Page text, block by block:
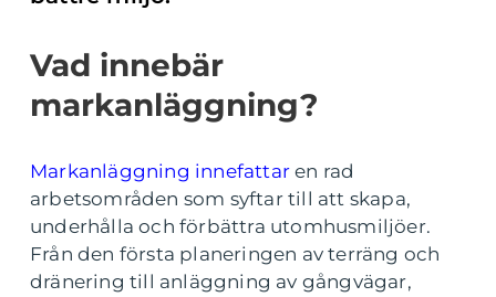
Vad innebär
markanläggning?
Markanläggning innefattar en rad
arbetsområden som syftar till att skapa,
underhålla och förbättra utomhusmiljöer.
Från den första planeringen av terräng och
dränering till anläggning av gångvägar,